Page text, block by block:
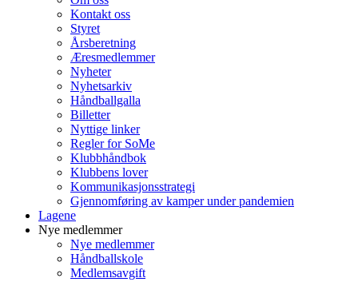
Kontakt oss
Styret
Årsberetning
Æresmedlemmer
Nyheter
Nyhetsarkiv
Håndballgalla
Billetter
Nyttige linker
Regler for SoMe
Klubbhåndbok
Klubbens lover
Kommunikasjonsstrategi
Gjennomføring av kamper under pandemien
Lagene
Nye medlemmer
Nye medlemmer
Håndballskole
Medlemsavgift